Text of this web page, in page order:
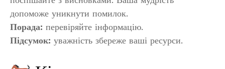
допоможе уникнути помилок.
Порада: перевіряйте інформацію.
Підсумок: уважність збереже ваші ресурси.